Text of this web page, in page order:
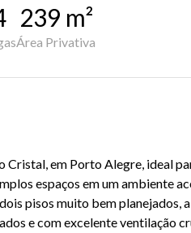
239 m²
Área Privativa
Cristal, em Porto Alegre, ideal
espaços em um ambiente
pisos muito bem planejados,
e com excelente ventilação